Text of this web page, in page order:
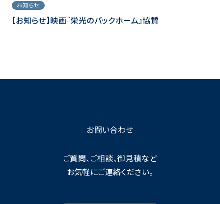
お知らせ
【お知らせ】映画『栄光のバックホーム』協賛
お問い合わせ
ご質問、ご相談、御見積など
お気軽にご連絡ください。